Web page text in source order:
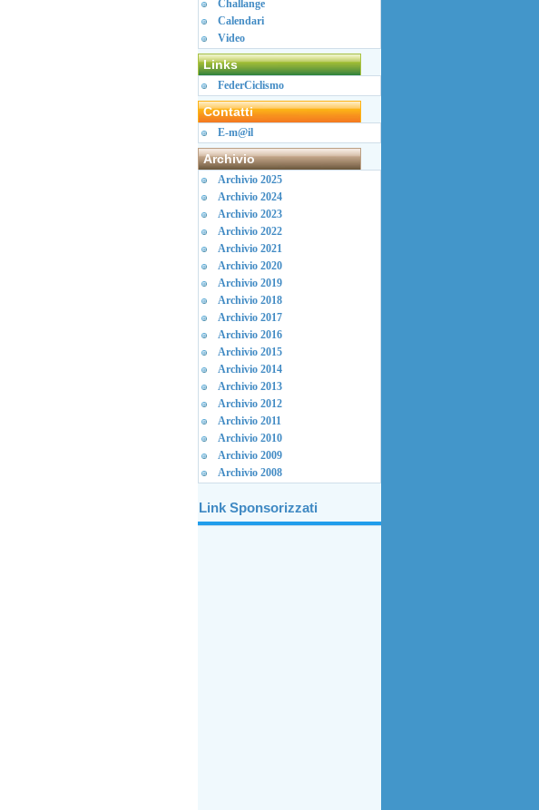
Challange
Calendari
Video
Links
FederCiclismo
Contatti
E-m@il
Archivio
Archivio 2025
Archivio 2024
Archivio 2023
Archivio 2022
Archivio 2021
Archivio 2020
Archivio 2019
Archivio 2018
Archivio 2017
Archivio 2016
Archivio 2015
Archivio 2014
Archivio 2013
Archivio 2012
Archivio 2011
Archivio 2010
Archivio 2009
Archivio 2008
Link Sponsorizzati